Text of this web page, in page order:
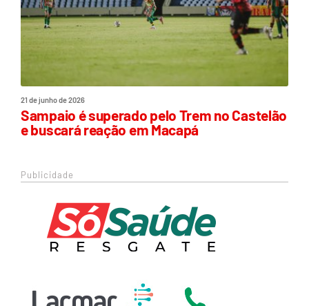
21 de junho de 2026
Sampaio é superado pelo Trem no Castelão
e buscará reação em Macapá
Publicidade